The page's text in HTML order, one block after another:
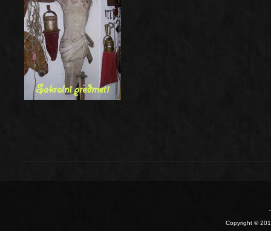
Copyright ©